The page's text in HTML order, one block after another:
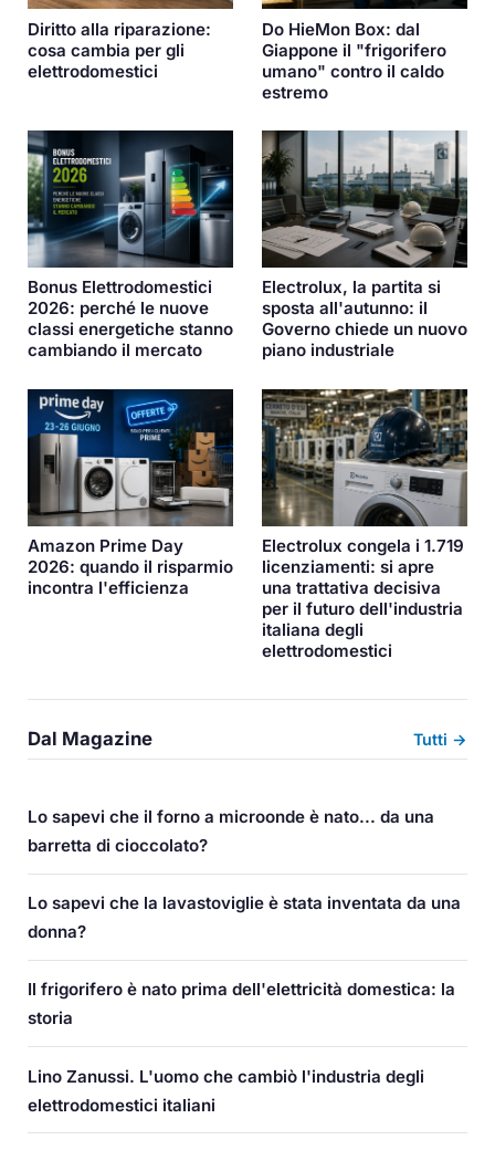
Diritto alla riparazione:
cosa cambia per gli
elettrodomestici
Do HieMon Box: dal
Giappone il "frigorifero
umano" contro il caldo
estremo
Bonus Elettrodomestici
2026: perché le nuove
classi energetiche stanno
cambiando il mercato
Electrolux, la partita si
sposta all'autunno: il
Governo chiede un nuovo
piano industriale
Amazon Prime Day
2026: quando il risparmio
incontra l'efficienza
Electrolux congela i 1.719
licenziamenti: si apre
una trattativa decisiva
per il futuro dell'industria
italiana degli
elettrodomestici
Dal Magazine Tutti →
Lo sapevi che il forno a microonde è nato... da una
barretta di cioccolato?
Lo sapevi che la lavastoviglie è stata inventata da una
donna?
Il frigorifero è nato prima dell'elettricità domestica: la
storia
Lino Zanussi. L'uomo che cambiò l'industria degli
elettrodomestici italiani